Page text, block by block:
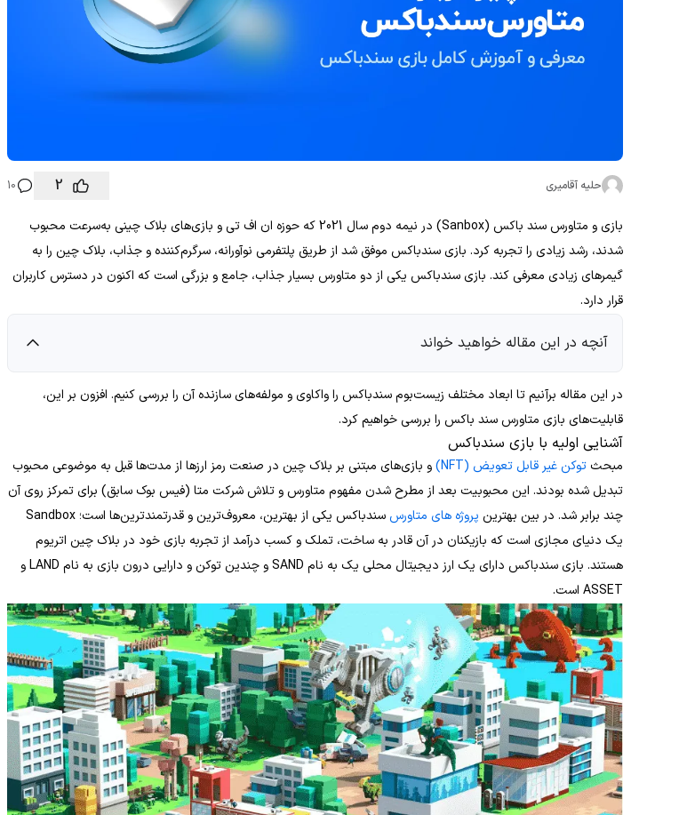
حلیه آقامیری 2
10
بازی و متاورس سند باکس (Sanbox) در نیمه دوم سال 2021 که حوزه ان اف تی و بازی‌های بلاک چینی به‌سرعت محبوب
شدند، رشد زیادی را تجربه کرد. بازی سندباکس موفق شد از طریق پلتفرمی نوآورانه، سرگرم‌کننده و جذاب، بلاک چین را به
گیمرهای زیادی معرفی کند. بازی سندباکس یکی از دو متاورس بسیار جذاب، جامع و بزرگی است که اکنون در دسترس کاربران
قرار دارد.
آنچه در این مقاله خواهید خواند
در این مقاله برآنیم تا ابعاد مختلف زیست‌بوم سندباکس را واکاوی و مولفه‌های سازنده آن را بررسی کنیم. افزون بر این،
قابلیت‌های بازی متاورس سند باکس را بررسی خواهیم کرد.
آشنایی اولیه با بازی سندباکس
مبحث توکن‌ غیر قابل تعویض (NFT)
و بازی‌های مبتنی بر بلاک چین در صنعت رمز ارزها از مدت‌ها قبل به موضوعی محبوب
تبدیل شده‌ بودند. این محبوبیت بعد از مطرح شدن مفهوم متاورس و تلاش شرکت متا (فیس بوک سابق) برای تمرکز روی آن
چند برابر شد. در بین بهترین پروژه های متاورس
سندباکس یکی از بهترین، معروف‌ترین و قدرتمندترین‌ها است؛ Sandbox
یک دنیای مجازی است که بازیکنان در آن قادر به ساخت، تملک و کسب درآمد از تجربه بازی خود در بلاک چین اتریوم
هستند. بازی سندباکس دارای یک ارز دیجیتال محلی یک به نام SAND و چندین توکن و دارایی درون بازی به نام LAND و
ASSET است.